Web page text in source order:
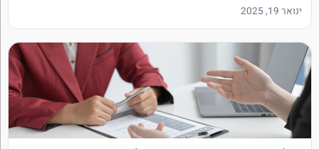
ינואר 19, 2025